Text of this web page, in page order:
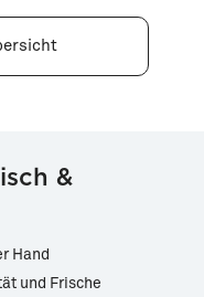
&
Hand
und Frische